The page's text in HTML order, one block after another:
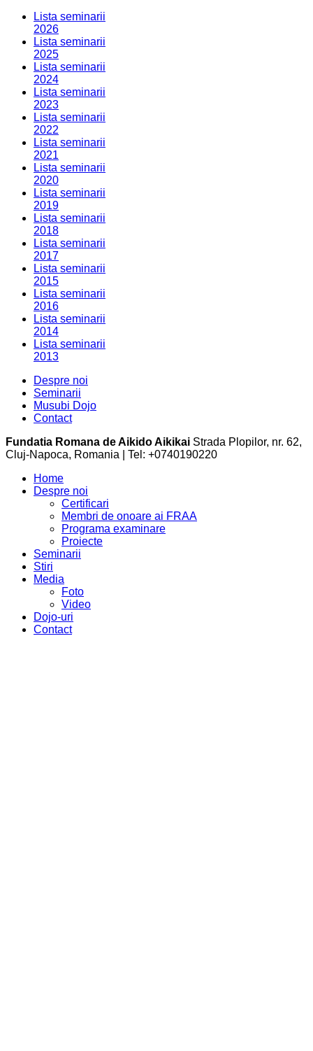
Lista seminarii
2026
Lista seminarii
2025
Lista seminarii
2024
Lista seminarii
2023
Lista seminarii
2022
Lista seminarii
2021
Lista seminarii
2020
Lista seminarii
2019
Lista seminarii
2018
Lista seminarii
2017
Lista seminarii
2015
Lista seminarii
2016
Lista seminarii
2014
Lista seminarii
2013
Despre noi
Seminarii
Musubi Dojo
Contact
Fundatia Romana de Aikido Aikikai Strada Plopilor, nr. 62,
Cluj-Napoca, Romania | Tel: +0740190220
Home
Despre noi
Certificari
Membri de onoare ai FRAA
Programa examinare
Proiecte
Seminarii
Stiri
Media
Foto
Video
Dojo-uri
Contact